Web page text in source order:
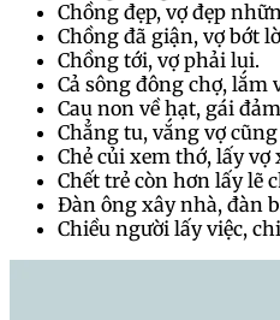
Chồng đẹp, vợ đẹp
Chồng đã giận, vợ bớt
Chồng tới, vợ phải lui.
Cả sông đông chợ, lắm
Cau non về hạt, gái
Chẳng tu, vắng vợ
Chẻ củi xem thớ, lấy vợ
Chết trẻ còn hơn lấy lẽ
Đàn ông xây nhà, đàn
Chiều người lấy việc,